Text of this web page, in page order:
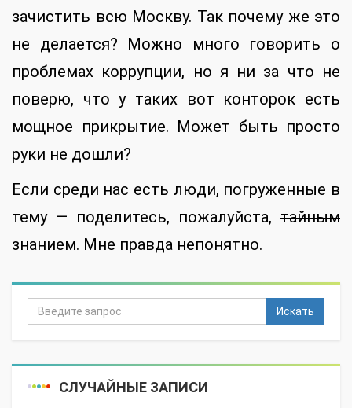
зачистить всю Москву. Так почему же это
не делается? Можно много говорить о
проблемах коррупции, но я ни за что не
поверю, что у таких вот конторок есть
мощное прикрытие. Может быть просто
руки не дошли?
Если среди нас есть люди, погруженные в
тему — поделитесь, пожалуйста, тайным
знанием. Мне правда непонятно.
Искать
СЛУЧАЙНЫЕ ЗАПИСИ